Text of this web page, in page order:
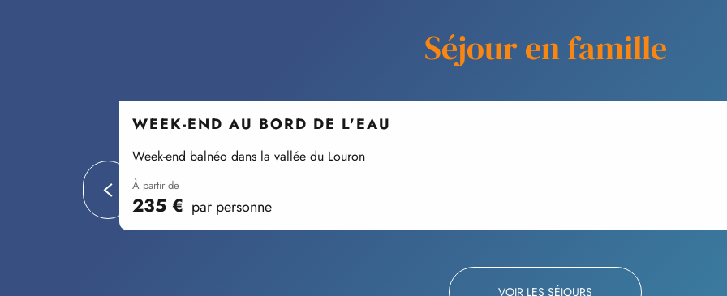
Séjour en famille
WEEK-END AU BORD DE L'EAU
Week-end balnéo dans la vallée du Louron
à partir de
235 € par personne
VOIR LES SÉJOURS